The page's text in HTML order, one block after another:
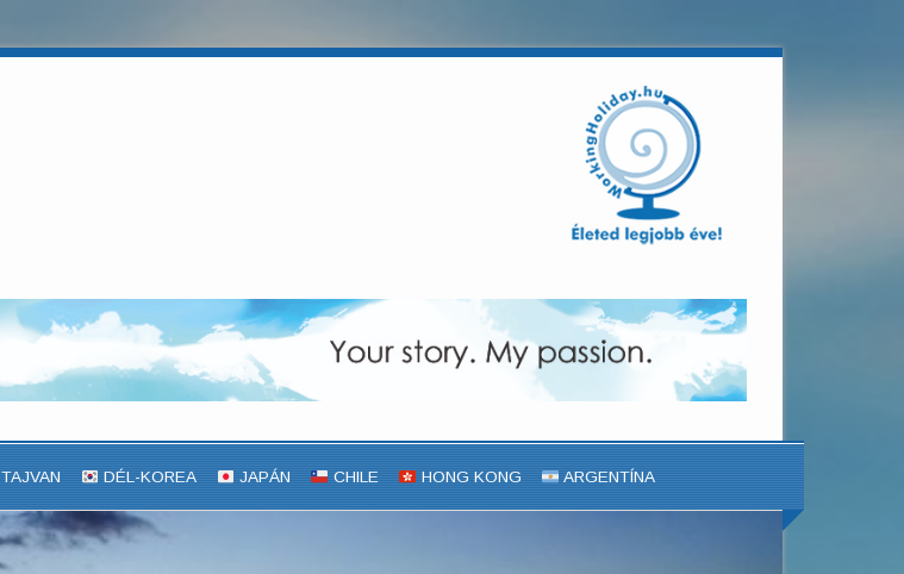
TAJVAN DÉL-KOREA JAPÁN CHILE HONG KONG ARGENTÍNA